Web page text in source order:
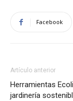
Facebook
Artículo anterior
Herramientas
jardinería